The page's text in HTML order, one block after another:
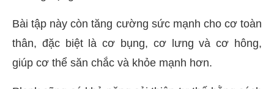
Bài tập này còn tăng cường sức mạnh cho cơ toàn
thân, đặc biệt là cơ bụng, cơ lưng và cơ hông,
giúp cơ thể săn chắc và khỏe mạnh hơn.